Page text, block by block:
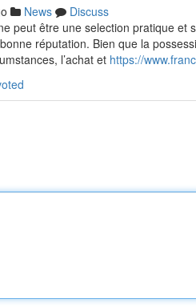
News
Discuss
peut être une selection pratique
réputation. Bien que la
l’achat et https://